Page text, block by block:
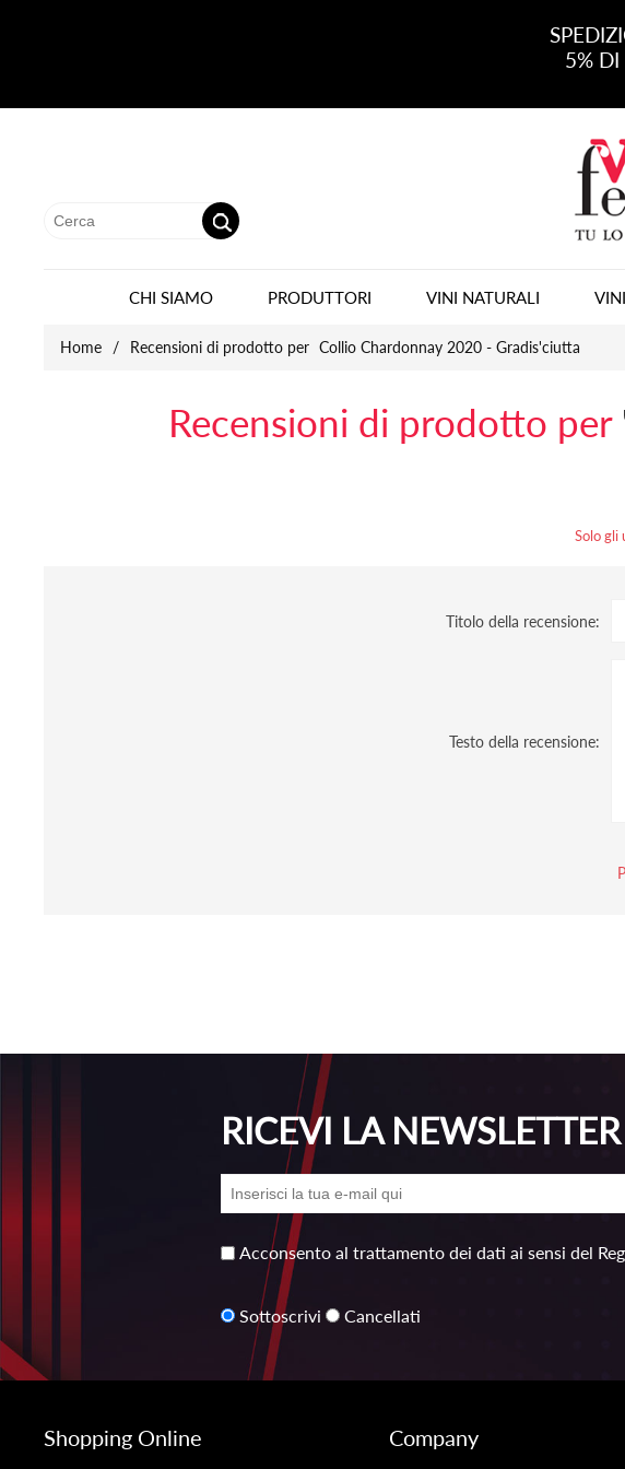
5%
CHI SIAMO PRODUTTORI VINI NATURALI
Home / Recensioni di prodotto per Collio Chardonnay 2020 - Gradis'ciutta
Recensioni di prodotto per
Solo gli
Titolo della recensione:
Testo della recensione:
RICEVI LA NEWSLETTER
Acconsento al trattamento dei dati ai sensi del
Sottoscrivi Cancellati
Shopping Online Company